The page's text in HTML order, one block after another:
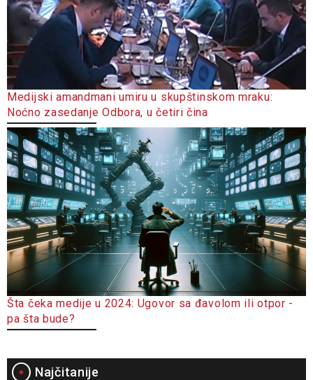
Medijski amandmani umiru u skupštinskom mraku:
Noćno zasedanje Odbora, u četiri čina
Šta čeka medije u 2024: Ugovor sa đavolom ili otpor -
pa šta bude?
Najčitanije